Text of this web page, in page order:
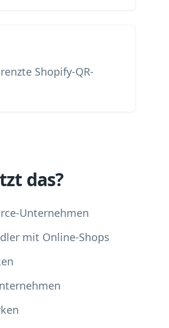
Shopify-QR-
das?
Unternehmen
mit Online-Shops